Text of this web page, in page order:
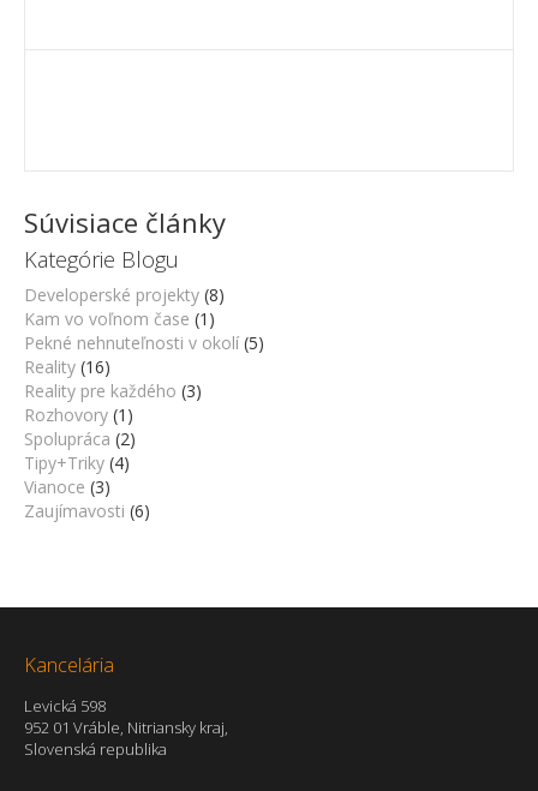
Súvisiace články
Kategórie Blogu
Developerské projekty (8)
Kam vo voľnom čase (1)
Pekné nehnuteľnosti v okolí (5)
Reality (16)
Reality pre každého (3)
Rozhovory (1)
Spolupráca (2)
Tipy+Triky (4)
Vianoce (3)
Zaujímavosti (6)
Kancelária
Levická 598
952 01 Vráble, Nitriansky kraj,
Slovenská republika